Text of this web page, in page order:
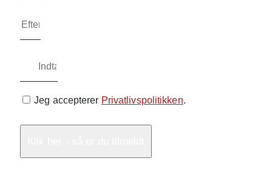
Jeg accepterer Privatlivspolitikken.